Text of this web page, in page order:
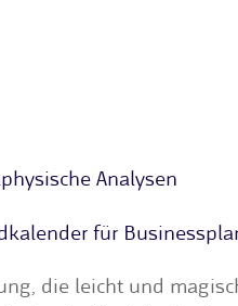
Analysen
für
die leicht und